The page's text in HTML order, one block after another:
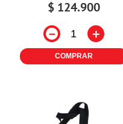
$ 124.900
－ ＋
COMPRAR